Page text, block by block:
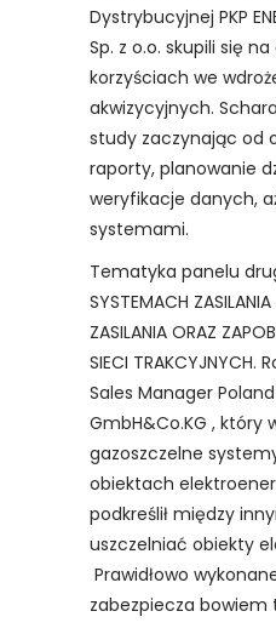
Dystrybucyjnej PKP
Sp. z o.o. skupili się
korzyściach we
akwizycyjnych.
study zaczynając od
raporty, planowanie
weryfikacje danych,
systemami.
Tematyka panelu
SYSTEMACH
ZASILANIA ORAZ
SIECI TRAKCYJNYCH.
Sales Manager Poland
GmbH&Co.KG , który
gazoszczelne
obiektach
podkreślił między
uszczelniać obiekty
Prawidłowo
zabezpiecza bowiem